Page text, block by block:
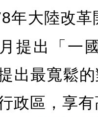
年大陸改
提出「一
出最寬鬆
政區，享